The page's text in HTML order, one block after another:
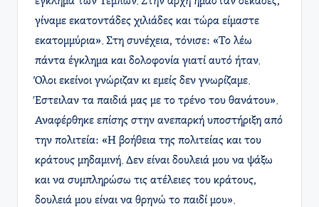
γίναμε εκατοντάδες χιλιάδες και τώρα είμαστε
εκατομμύρια». Στη συνέχεια, τόνισε: «Το λέω
πάντα έγκλημα και δολοφονία γιατί αυτό ήταν.
Όλοι εκείνοι γνώριζαν κι εμείς δεν γνωρίζαμε.
Έστειλαν τα παιδιά μας με το τρένο του θανάτου».
Αναφέρθηκε επίσης στην ανεπαρκή υποστήριξη από
την πολιτεία: «Η βοήθεια της πολιτείας και του
κράτους μηδαμινή. Δεν είναι δουλειά μου να ψάξω
και να συμπληρώσω τις ατέλειες του κράτους,
δουλειά μου είναι να θρηνώ το παιδί μου».